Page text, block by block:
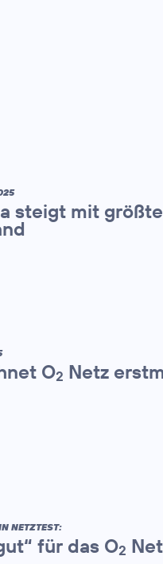
steigt mit
O2 Netz
NETZTEST:
für das O2